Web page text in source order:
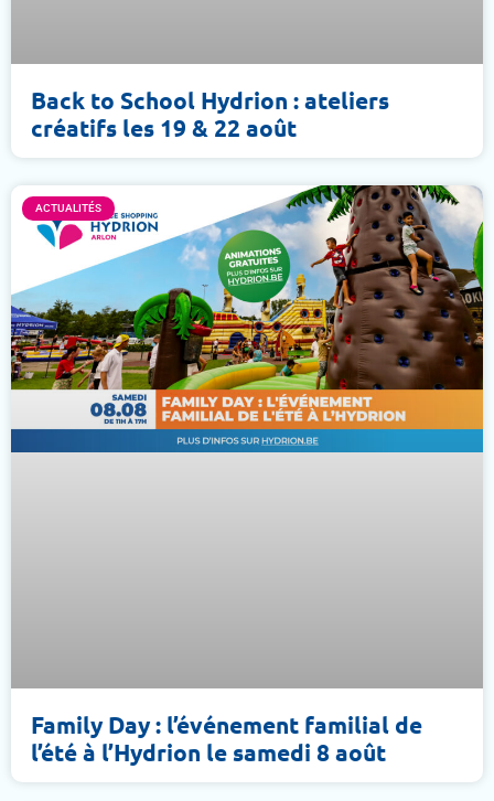
Back to School Hydrion : ateliers
créatifs les 19 & 22 août
ACTUALITÉS
Family Day : l’événement familial de
l’été à l’Hydrion le samedi 8 août